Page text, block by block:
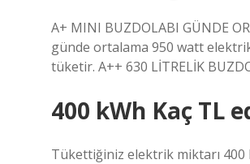
A+ MINI BUZDOLABI GÜNDE
günde ortalama 950 watt
tüketir. A++ 630 LİTRELİK
400 kWh Kaç TL
Tükettiğiniz elektrik miktarı 400